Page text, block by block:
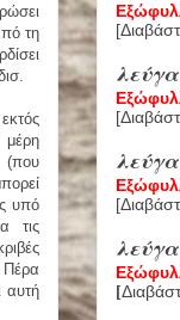
τη
(που
υπό
τις
Πέρα
αυτή
[
[
[
λεύγα
[